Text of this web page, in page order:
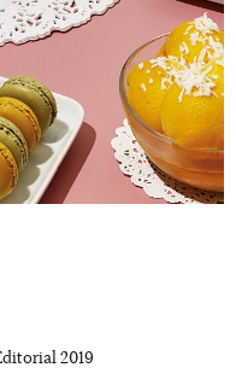
2019